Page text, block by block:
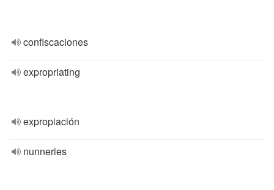
confiscaciones
expropriating
expropiación
nunneries